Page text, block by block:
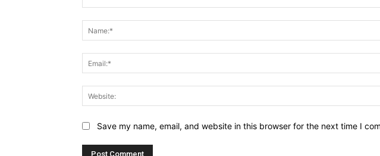
Save my name, email, and website in this browser for the next time I